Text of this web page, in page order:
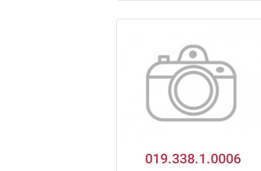
019.338.1.0006